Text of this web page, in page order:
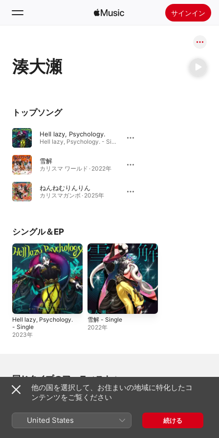
サインイン
ホーム
ラジオ
湊大瀬
トップソング
Hell lazy, Psychology.
Hell lazy, Psychology. - Single · 2023年
雪解
カリスマ ワールド · 2022年
ねんねむりんりん
カリスマガンボ · 2025年
シングル＆EP
Hell lazy, Psychology.
- Single
2023年
雪解 - Single
2022年
同じタイプのアーティスト
他の国を選択して、お住まいの地域に特化したコ
ンテンツをご覧ください
United States 続ける